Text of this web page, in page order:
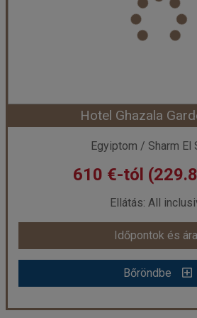
Utazás módja:
Ellátás:
All
Szálláskategória:
Időpont: 2026-12-
már 590 €-tól
Időpontok és
Bőröndbe
Hotel Ghazala
Egyiptom / Sharm El
610 €-tól
Ellátás: All
Időpontok és
Bőröndbe